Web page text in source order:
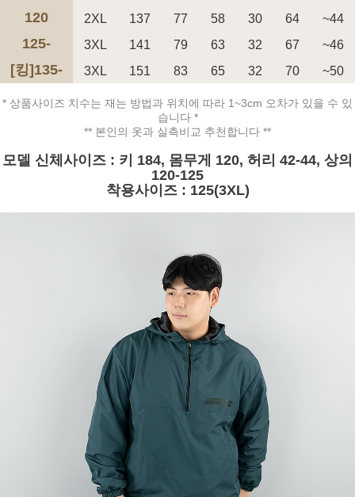
페이코 ID로 페
120 2XL 137 77 58 30 64 ~44
125- 3XL 141 79 63 32 67 ~46
[킹]135- 3XL 151 83 65 32 70 ~50
* 상품사이즈 치수는 재는 방법과 위치에 따라 1~3cm 오차가 있을 수 있
습니다 *
** 본인의 옷과 실측비교 추천합니다 **
모델 신체사이즈 : 키 184, 몸무게 120, 허리 42-44, 상의
120-125
착용사이즈 : 125(3XL)